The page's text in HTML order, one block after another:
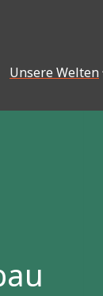
Unsere Welten